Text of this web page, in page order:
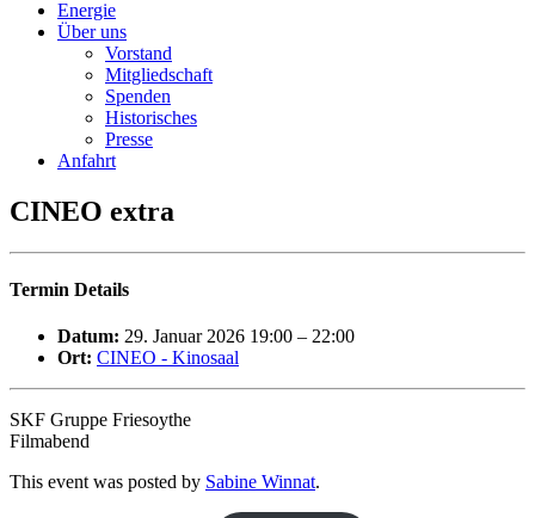
Energie
Über uns
Vorstand
Mitgliedschaft
Spenden
Historisches
Presse
Anfahrt
CINEO extra
Termin Details
Datum: 29. Januar 2026 19:00 – 22:00
Ort: CINEO - Kinosaal
SKF Gruppe Friesoythe
Filmabend
This event was posted by Sabine Winnat.